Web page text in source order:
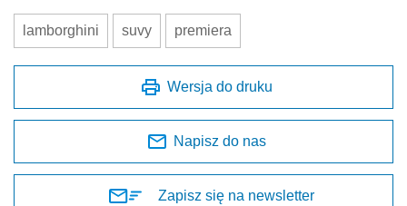
lamborghini suvy premiera
Wersja do druku
Napisz do nas
Zapisz się na newsletter